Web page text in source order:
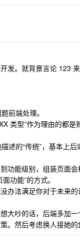
发。就背景言论 123
前端处理。
类型”作为理由的都是
述的“传统”，基本上
功能级别，组装页面
功能”的方式。
办法满足你对于未来
大吵的话，后端多加
。然后考虑换人接她的